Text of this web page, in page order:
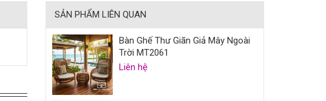
SẢN PHẨM LIÊN QUAN
Bàn Ghế Thư Giãn Giả Mây Ngoài
Trời MT2061
Liên hệ